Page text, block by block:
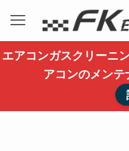
エアコンガスクリーニ
アコンのメンテ